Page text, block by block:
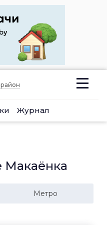
Журнал
Макаёнка
Метро